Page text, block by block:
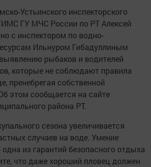
Устьинского инспекторского
ГУ МЧС России по РТ Алексей
с инспектором по водно-
Ильнуром Гибадуллиным
рыбаков и водителей
которые не соблюдают правила
пренебрегая собственной
этом сообщается на сайте
района РТ.
сезона увеличивается
случаев на воде. Умение
из гарантий безопасного отдыха
что даже хороший пловец должен